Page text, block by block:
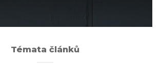
Témata článků